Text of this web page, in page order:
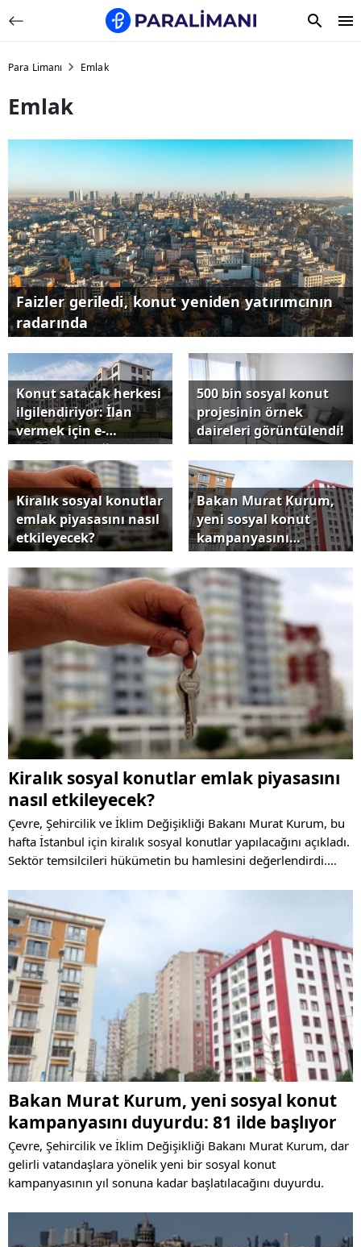
Para Limanı Emlak
Emlak
Faizler geriledi, konut yeniden yatırımcının
radarında
Konut satacak herkesi
ilgilendiriyor: İlan
vermek için e-
Devlet'ten doğrulama
gerekecek
500 bin sosyal konut
projesinin örnek
daireleri görüntülendi!
Kiralık sosyal konutlar
emlak piyasasını nasıl
etkileyecek?
Bakan Murat Kurum,
yeni sosyal konut
kampanyasını
duyurdu: 81 ilde
başlıyor
Kiralık sosyal konutlar emlak piyasasını
nasıl etkileyecek?
Çevre, Şehircilik ve İklim Değişikliği Bakanı Murat Kurum, bu
hafta İstanbul için kiralık sosyal konutlar yapılacağını açıkladı.
Sektör temsilcileri hükümetin bu hamlesini değerlendirdi.
konut piyasasının normalleşmesine katkı sağlayacak.
Bakan Murat Kurum, yeni sosyal konut
kampanyasını duyurdu: 81 ilde başlıyor
Çevre, Şehircilik ve İklim Değişikliği Bakanı Murat Kurum, dar
gelirli vatandaşlara yönelik yeni bir sosyal konut
kampanyasının yıl sonuna kadar başlatılacağını duyurdu.